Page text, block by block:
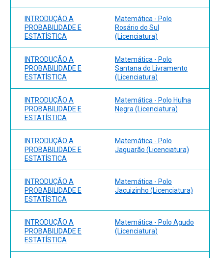
INTRODUÇÃO A
PROBABILIDADE E
ESTATÍSTICA
Matemática - Polo
Rosário do Sul
(Licenciatura)
INTRODUÇÃO A
PROBABILIDADE E
ESTATÍSTICA
Matemática - Polo
Santana do Livramento
(Licenciatura)
INTRODUÇÃO A
PROBABILIDADE E
ESTATÍSTICA
Matemática - Polo Hulha
Negra (Licenciatura)
INTRODUÇÃO A
PROBABILIDADE E
ESTATÍSTICA
Matemática - Polo
Jaguarão (Licenciatura)
INTRODUÇÃO A
PROBABILIDADE E
ESTATÍSTICA
Matemática - Polo
Jacuizinho (Licenciatura)
INTRODUÇÃO A
PROBABILIDADE E
ESTATÍSTICA
Matemática - Polo Agudo
(Licenciatura)